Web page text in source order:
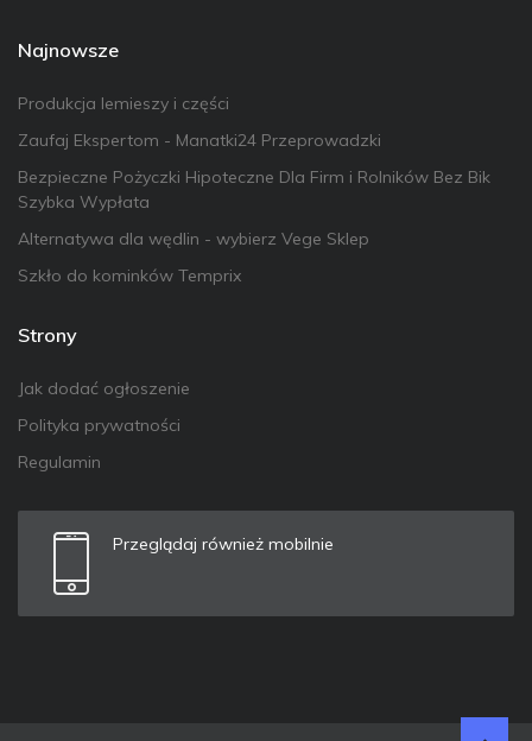
Najnowsze
Produkcja lemieszy i części
Zaufaj Ekspertom - Manatki24 Przeprowadzki
Bezpieczne Pożyczki Hipoteczne Dla Firm i Rolników Bez Bik
Szybka Wypłata
Alternatywa dla wędlin - wybierz Vege Sklep
Szkło do kominków Temprix
Strony
Jak dodać ogłoszenie
Polityka prywatności
Regulamin
Przeglądaj również mobilnie